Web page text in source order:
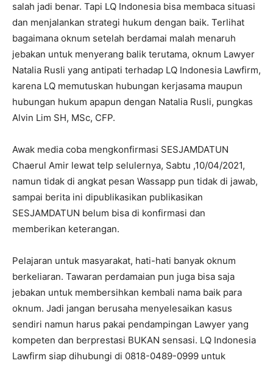
salah jadi benar. Tapi LQ Indonesia bisa membaca situasi
dan menjalankan strategi hukum dengan baik. Terlihat
bagaimana oknum setelah berdamai malah menaruh
jebakan untuk menyerang balik terutama, oknum Lawyer
Natalia Rusli yang antipati terhadap LQ Indonesia Lawfirm,
karena LQ memutuskan hubungan kerjasama maupun
hubungan hukum apapun dengan Natalia Rusli, pungkas
Alvin Lim SH, MSc, CFP.
Awak media coba mengkonfirmasi SESJAMDATUN
Chaerul Amir lewat telp selulernya, Sabtu ,10/04/2021,
namun tidak di angkat pesan Wassapp pun tidak di jawab,
sampai berita ini dipublikasikan publikasikan
SESJAMDATUN belum bisa di konfirmasi dan
memberikan keterangan.
Pelajaran untuk masyarakat, hati-hati banyak oknum
berkeliaran. Tawaran perdamaian pun juga bisa saja
jebakan untuk membersihkan kembali nama baik para
oknum. Jadi jangan berusaha menyelesaikan kasus
sendiri namun harus pakai pendampingan Lawyer yang
kompeten dan berprestasi BUKAN sensasi. LQ Indonesia
Lawfirm siap dihubungi di 0818-0489-0999 untuk